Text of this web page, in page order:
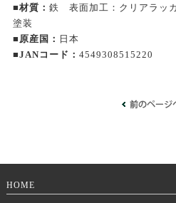
■材質： 鉄 表面加工：クリアラッ
塗装
■原産国： 日本
■JANコード： 4549308515220
HOME